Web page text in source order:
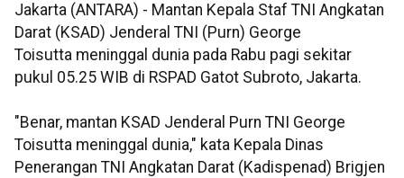
Jakarta (ANTARA) - Mantan Kepala Staf TNI Angkatan
Darat (KSAD) Jenderal TNI (Purn) George
Toisutta meninggal dunia pada Rabu pagi sekitar
pukul 05.25 WIB di RSPAD Gatot Subroto, Jakarta.
"Benar, mantan KSAD Jenderal Purn TNI George
Toisutta meninggal dunia," kata Kepala Dinas
Penerangan TNI Angkatan Darat (Kadispenad) Brigjen